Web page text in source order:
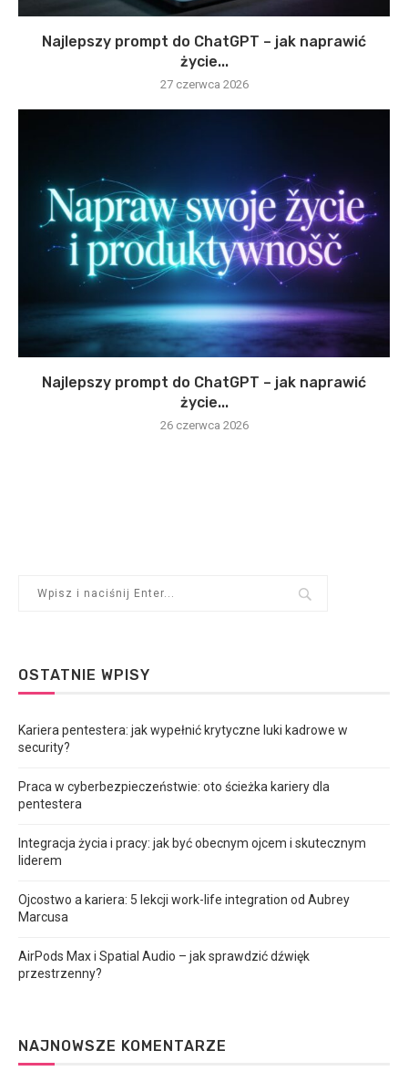
Najlepszy prompt do ChatGPT – jak naprawić
życie...
27 czerwca 2026
Najlepszy prompt do ChatGPT – jak naprawić
życie...
26 czerwca 2026
OSTATNIE WPISY
Kariera pentestera: jak wypełnić krytyczne luki kadrowe w
security?
Praca w cyberbezpieczeństwie: oto ścieżka kariery dla
pentestera
Integracja życia i pracy: jak być obecnym ojcem i skutecznym
liderem
Ojcostwo a kariera: 5 lekcji work-life integration od Aubrey
Marcusa
AirPods Max i Spatial Audio – jak sprawdzić dźwięk
przestrzenny?
NAJNOWSZE KOMENTARZE